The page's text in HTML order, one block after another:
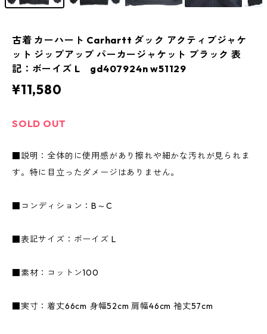
古着 カーハート Carhartt ダック アクティブジャケ
ット ジップアップ パーカージャケット ブラック 表
記：ボーイズ L gd407924n w51129
¥11,580
SOLD OUT
■説明：全体的に使用感があり擦れや細かな汚れが見られま
す。特に目立ったダメージはありません。
■コンディション：B～C
■表記サイズ：ボーイズ L
■素材：コットン100
■実寸：着丈66cm 身幅52cm 肩幅46cm 袖丈57cm